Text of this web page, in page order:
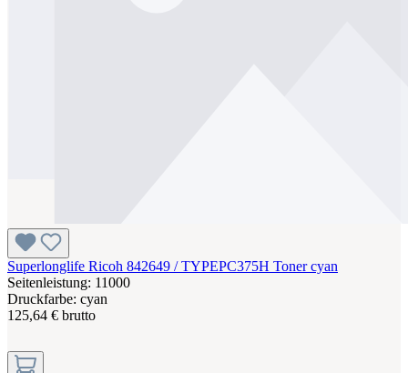
Superlonglife Ricoh 842649 / TYPEPC375H Toner cyan
Seitenleistung: 11000
Druckfarbe: cyan
125,64 € brutto